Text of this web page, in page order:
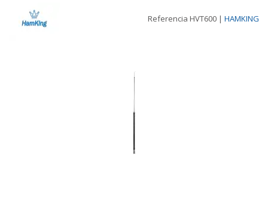
Referencia HVT600 | HAMKING